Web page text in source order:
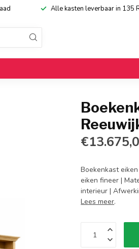
Alle kasten leverbaar in 135
Boekenkast
eiken fineer |
interieur |
Lees meer.